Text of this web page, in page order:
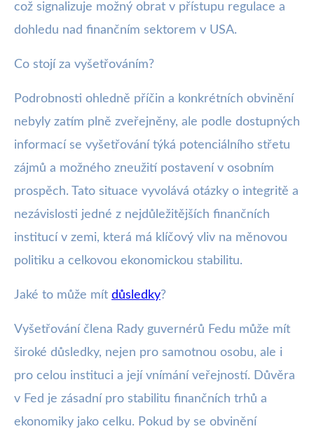
což signalizuje možný obrat v přístupu regulace a
dohledu nad finančním sektorem v USA.
Co stojí za vyšetřováním?
Podrobnosti ohledně příčin a konkrétních obvinění
nebyly zatím plně zveřejněny, ale podle dostupných
informací se vyšetřování týká potenciálního střetu
zájmů a možného zneužití postavení v osobním
prospěch. Tato situace vyvolává otázky o integritě a
nezávislosti jedné z nejdůležitějších finančních
institucí v zemi, která má klíčový vliv na měnovou
politiku a celkovou ekonomickou stabilitu.
Jaké to může mít důsledky?
Vyšetřování člena Rady guvernérů Fedu může mít
široké důsledky, nejen pro samotnou osobu, ale i
pro celou instituci a její vnímání veřejností. Důvěra
v Fed je zásadní pro stabilitu finančních trhů a
ekonomiky jako celku. Pokud by se obvinění